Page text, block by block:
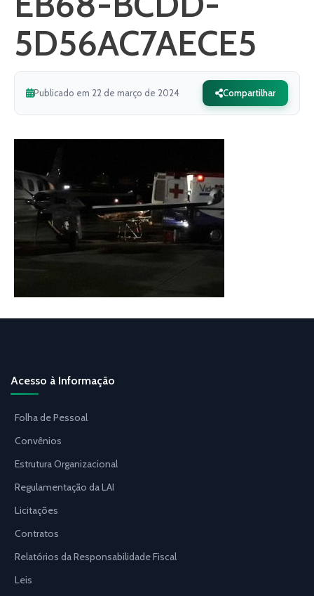
5D56AC7AECE5
Publicado em 22 de março de 2024 Compartilhar
Acesso à Informação
Folha de Pessoal
Convênios
Estrutura Organizacional
Regulamentação da LAI
Licitações
Contratos
Relatórios da Responsabilidade Fiscal
Leis